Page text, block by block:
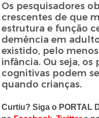
Os pesquisadores
crescentes de que
estrutura e função
demência em
existido, pelo
infância. Ou seja,
cognitivas podem
quando crianças.
Curtiu? Siga o PORTAL